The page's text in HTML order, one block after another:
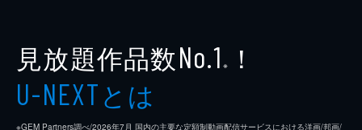
見放題作品数No.1 ※ ！
U-NEXTとは
※GEM Partners調べ/2026年7⽉ 国内の主要な定額制動画配信サービスにおける洋画/邦画/